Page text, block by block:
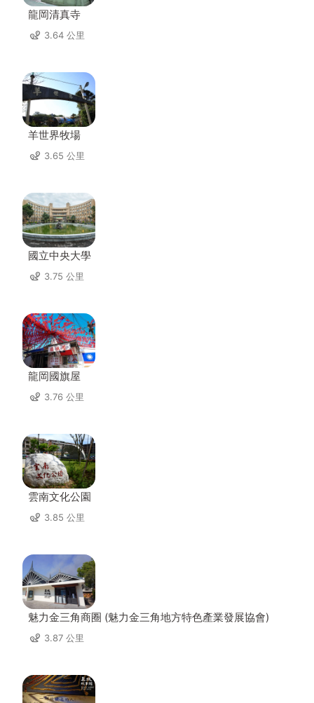
龍岡清真寺
3.64 公里
羊世界牧場
3.65 公里
國立中央大學
3.75 公里
龍岡國旗屋
3.76 公里
雲南文化公園
3.85 公里
魅力金三角商圈 (魅力金三角地方特色產業發展協會)
3.87 公里